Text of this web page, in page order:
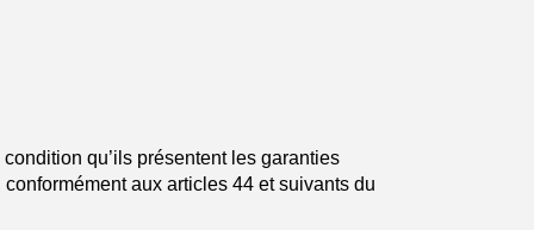
qu’ils présentent les garanties
aux articles 44 et suivants du